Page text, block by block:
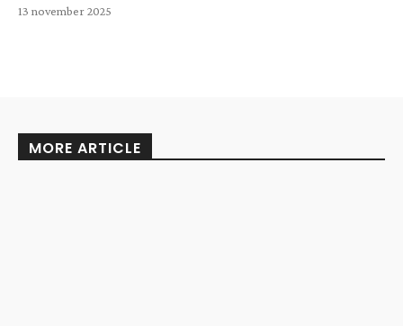
13 november 2025
MORE ARTICLE